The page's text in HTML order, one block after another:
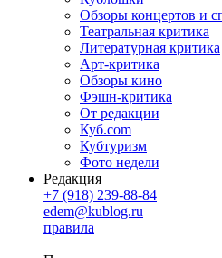
Обзоры концертов и
Театральная критика
Литературная критика
Арт-критика
Обзоры кино
Фэшн-критика
От редакции
Куб.com
Кубтуризм
Фото недели
Редакция
+7 (918) 239-88-84
edem@kublog.ru
правила